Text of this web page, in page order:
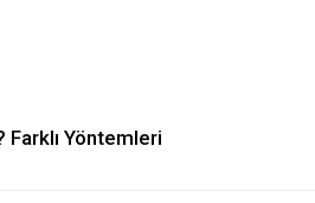
Yöntemleri